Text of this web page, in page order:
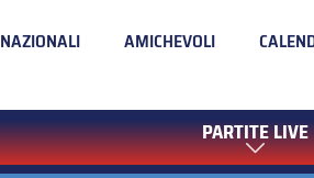
NAZIONALI AMICHEVOLI
PARTITE LIVE